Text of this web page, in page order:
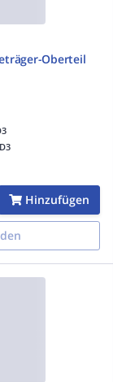
Oberteil
Hinzufügen